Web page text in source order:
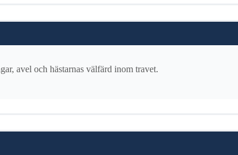
avel och hästarnas välfärd inom travet.